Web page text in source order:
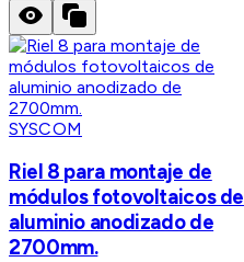
SYSCOM
Riel 8 para montaje de
módulos fotovoltaicos de
aluminio anodizado de
2700mm.